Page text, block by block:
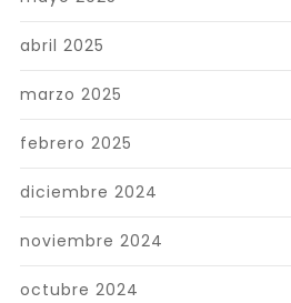
abril 2025
marzo 2025
febrero 2025
diciembre 2024
noviembre 2024
octubre 2024